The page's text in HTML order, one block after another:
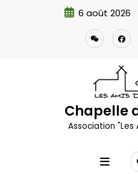
6 août 2026
Chapelle
Association